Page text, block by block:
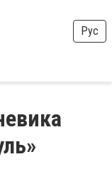
Рус